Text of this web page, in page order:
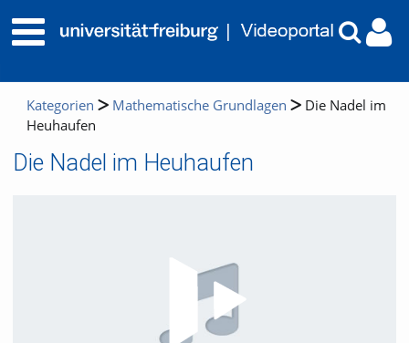
Kategorien Mathematische Grundlagen
Die Nadel im
Heuhaufen
Die Nadel im Heuhaufen